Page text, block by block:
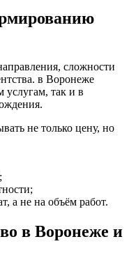
сложности
в Воронеже
услугам, так и в
не только цену, но
а не на объём работ.
в Воронеже и